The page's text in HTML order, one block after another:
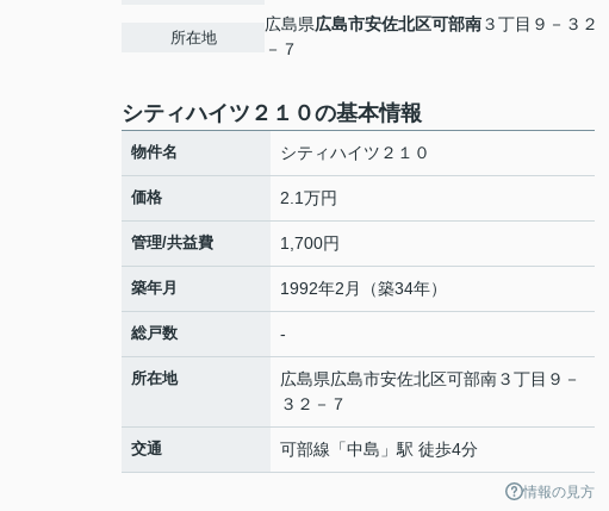
所在地
広島県広島市安佐北区可部南３丁目９－３２
－７
シティハイツ２１０の基本情報
物件名 シティハイツ２１０
価格 2.1万円
管理/共益費 1,700円
築年月 1992年2月（築34年）
総戸数 -
所在地 広島県広島市安佐北区可部南３丁目９－
３２－７
交通 可部線 「中島 」駅 徒歩4分
情報の見方